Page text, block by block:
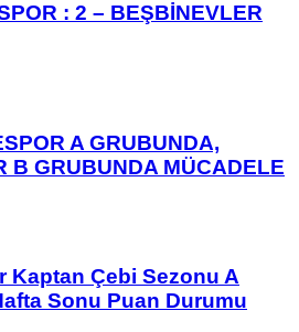
: 2 – BEŞBİNEVLER
A GRUBUNDA,
B GRUBUNDA MÜCADELE
Kaptan Çebi Sezonu A
Sonu Puan Durumu